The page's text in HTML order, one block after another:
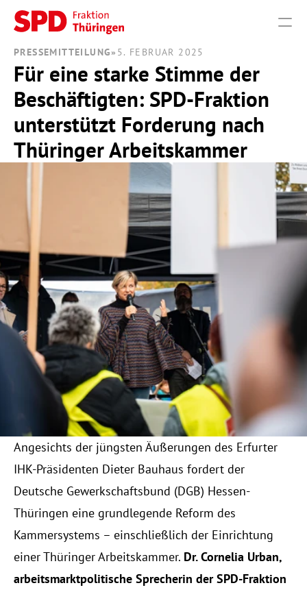
FRAKTION
VERANSTALTUNGEN
KONTAKT
PRODUCT
Design
Content
RESOURCES
Careers
Docs
About
COMMUNITY
Join
PRESSEMITTEILUNG» 5. FEBRUAR 2025
Für eine starke Stimme der
Beschäftigten: SPD-Fraktion
unterstützt Forderung nach
Thüringer Arbeitskammer
Angesichts der jüngsten Äußerungen des Erfurter
IHK-Präsidenten Dieter Bauhaus fordert der
Deutsche Gewerkschaftsbund (DGB) Hessen-
Thüringen eine grundlegende Reform des
Kammersystems – einschließlich der Einrichtung
einer Thüringer Arbeitskammer. Dr. Cornelia Urban,
arbeitsmarktpolitische Sprecherin der SPD-Fraktion